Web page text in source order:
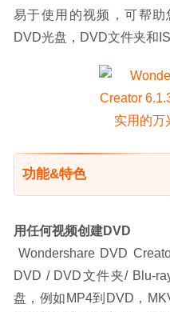
易于使用的视频，可帮
DVD光盘，DVD文件夹和
功能&特色
用任何视频创建DVD
Wondershare DVD
DVD / DVD文件夹/ Blu-
盘，例如MP4到DVD，